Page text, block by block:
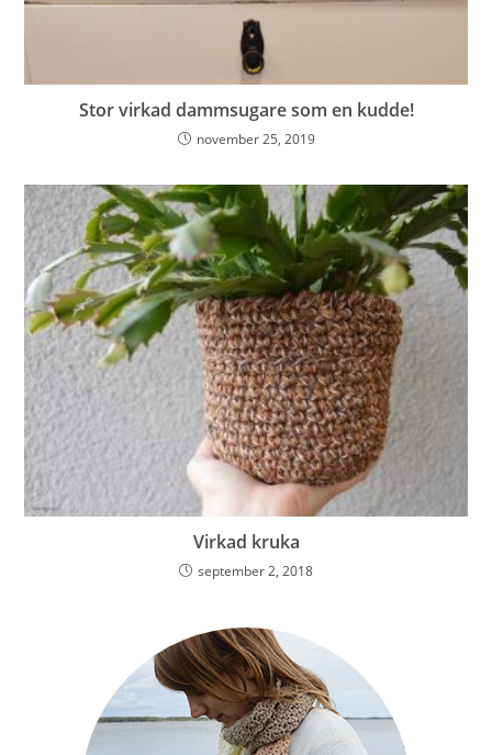
Stor virkad dammsugare som en kudde!
november 25, 2019
Virkad kruka
september 2, 2018